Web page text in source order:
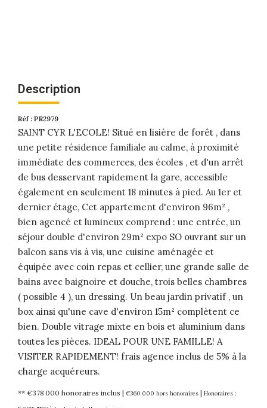
Description
Réf : PR2979
SAINT CYR L'ECOLE! Situé en lisière de forêt , dans
une petite résidence familiale au calme, à proximité
immédiate des commerces, des écoles , et d'un arrêt
de bus desservant rapidement la gare, accessible
également en seulement 18 minutes à pied. Au 1er et
dernier étage, Cet appartement d'environ 96m² ,
bien agencé et lumineux comprend : une entrée, un
séjour double d'environ 29m² expo SO ouvrant sur un
balcon sans vis à vis, une cuisine aménagée et
équipée avec coin repas et cellier, une grande salle de
bains avec baignoire et douche, trois belles chambres
( possible 4 ), un dressing. Un beau jardin privatif , un
box ainsi qu'une cave d'environ 15m² complètent ce
bien. Double vitrage mixte en bois et aluminium dans
toutes les pièces. IDEAL POUR UNE FAMILLE! A
VISITER RAPIDEMENT! frais agence inclus de 5% à la
charge acquéreurs.
** €378 000 honoraires inclus | €360 000 hors honoraires | Honoraires :